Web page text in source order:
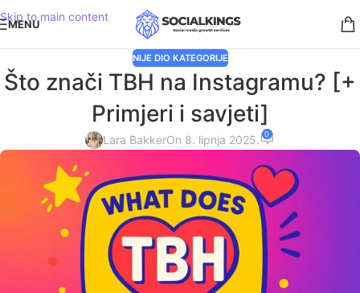
Skip to main content
MENU
NIJE DIO KATEGORIJE
Što znači TBH na Instagramu? [+
Primjeri i savjeti]
Lara BakkerOn 8. lipnja 2025. 0